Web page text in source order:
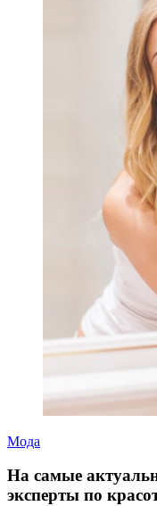
Мода
На самые
эксперты по